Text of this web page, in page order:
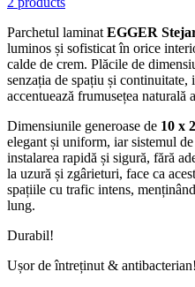
Parchetul laminat EGGER
luminos și sofisticat în orice
calde de crem. Plăcile de
senzația de spațiu și continuitate,
accentuează frumusețea naturală
Dimensiunile generoase de 10 x
elegant și uniform, iar sistemul
instalarea rapidă și sigură, fără
la uzură și zgârieturi, face ca
spațiile cu trafic intens,
lung.
Durabil!
Ușor de întreținut & antibacterian!